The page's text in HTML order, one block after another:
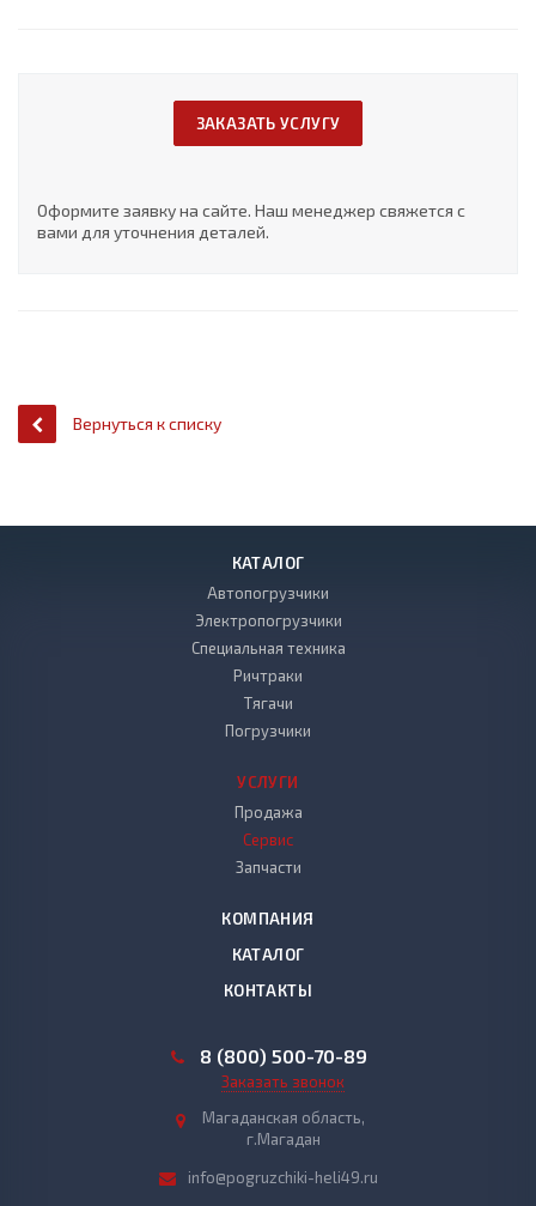
ЗАКАЗАТЬ УСЛУГУ
Оформите заявку на сайте. Наш менеджер свяжется с
вами для уточнения деталей.
Вернуться к списку
КАТАЛОГ
Автопогрузчики
Электропогрузчики
Специальная техника
Ричтраки
Тягачи
Погрузчики
УСЛУГИ
Продажа
Сервис
Запчасти
КОМПАНИЯ
КАТАЛОГ
КОНТАКТЫ
8 (800) 500-70-89
Заказать звонок
Магаданская область,
г.Магадан
info@pogruzchiki-heli49.ru